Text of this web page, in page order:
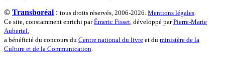
Tulane Fabrice
Tzapoff Antoine
Urbain Jean-Didier
Valéry Philippe
© Transboréal : tous droits réservés, 2006-2026. Mentions légales
Ce site, constamment enrichi parÉmeric Fisset , développé parPierre-Marie
Aubertel
a bénéficié du concours du Centre national du livre et du ministère de la
Culture et de la Communication